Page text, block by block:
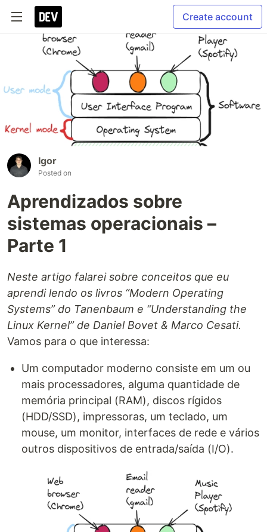
Create account
Igor
Posted on
Aprendizados sobre
sistemas operacionais –
Parte 1
Neste artigo falarei sobre conceitos que eu
aprendi lendo os livros “Modern Operating
Systems” do Tanenbaum e “Understanding the
Linux Kernel” de Daniel Bovet & Marco Cesati.
Vamos para o que interessa:
Um computador moderno consiste em um ou
mais processadores, alguma quantidade de
memória principal (RAM), discos rígidos
(HDD/SSD), impressoras, um teclado, um
mouse, um monitor, interfaces de rede e vários
outros dispositivos de entrada/saída (I/O).